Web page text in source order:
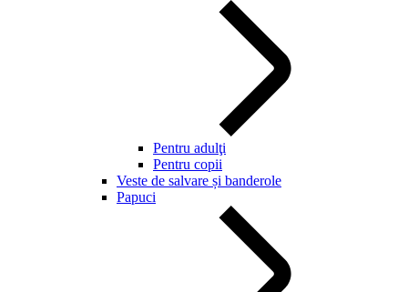
Pentru adulţi
Pentru copii
Veste de salvare și banderole
Papuci